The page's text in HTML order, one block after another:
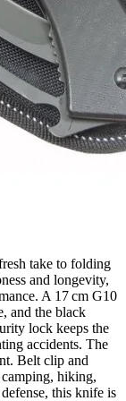
take to folding
and longevity,
A 17 cm G10
and the black
lock keeps the
accidents. The
Belt clip and
hiking,
this knife is